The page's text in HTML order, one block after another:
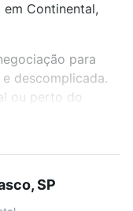
Continental,
para
descomplicada.
ou perto do
Continental,
Agende uma
mais de 46
SP